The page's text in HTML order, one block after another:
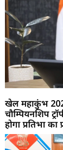
खेल महाकुंभ
चौम्पियनशिप
होगा प्रतिभा का